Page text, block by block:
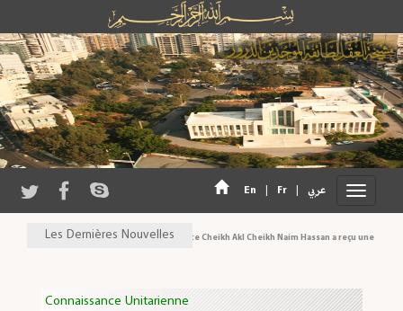
En Fr عربي
Les Dernières NouvellesSon Eminence Cheikh Akl Cheikh Naim Hassan a reçu une
Connaissance Unitarienne